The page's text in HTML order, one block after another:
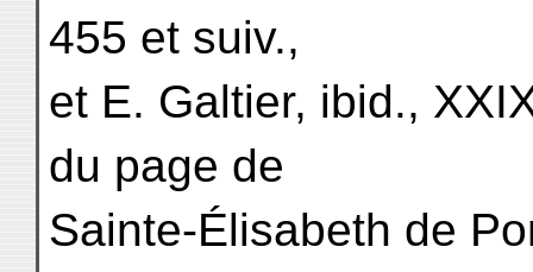
455 et suiv.,
et E. Galtier, ibid.,
du page de
Sainte-Élisabeth de